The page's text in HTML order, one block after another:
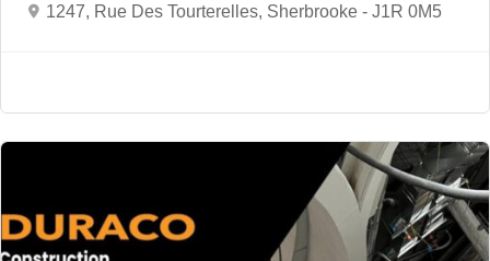
1247, Rue Des Tourterelles, Sherbrooke - J1R 0M5